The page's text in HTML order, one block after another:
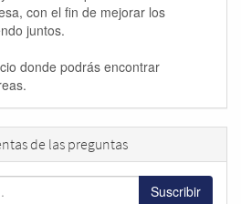
con el fin de mejorar los
juntos.
donde podrás encontrar
de las preguntas
Suscribir